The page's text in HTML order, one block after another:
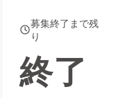
募集終了まで残
り
終了